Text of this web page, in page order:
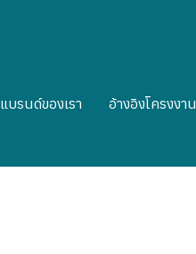
แบรนด์ของเรา อ้างอิงโครงงาน